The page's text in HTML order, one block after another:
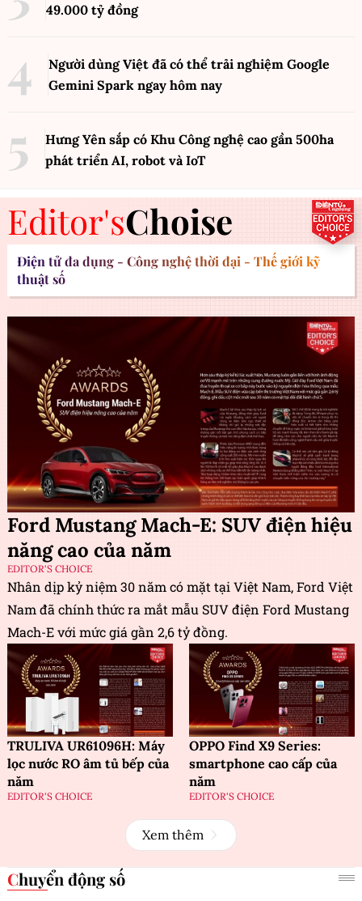
49.000 tỷ đồng
Người dùng Việt đã có thể trải nghiệm Google
Gemini Spark ngay hôm nay
Hưng Yên sắp có Khu Công nghệ cao gần 500ha
phát triển AI, robot và IoT
Editor'sChoise
Điện tử đa dụng - Công nghệ thời đại - Thế giới kỹ
thuật số
Ford Mustang Mach-E: SUV điện hiệu
năng cao của năm
EDITOR'S CHOICE
Nhân dịp kỷ niệm 30 năm có mặt tại Việt Nam, Ford Việt
Nam đã chính thức ra mắt mẫu SUV điện Ford Mustang
Mach-E với mức giá gần 2,6 tỷ đồng.
TRULIVA UR61096H: Máy
lọc nước RO âm tủ bếp của
năm
EDITOR'S CHOICE
OPPO Find X9 Series:
smartphone cao cấp của
năm
EDITOR'S CHOICE
Xem thêm
Chuyển động số